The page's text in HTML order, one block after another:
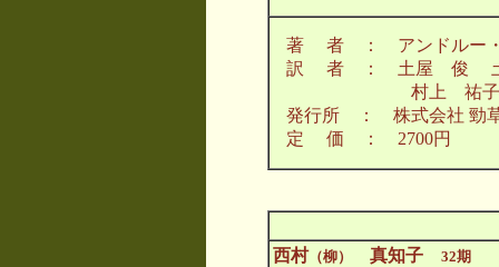
著 者 ： アンドルー・
訳 者 ： 土屋 俊 土
村上 祐子 （
発行所 ： 株式会社 勁
定 価 ： 2700円
西村（柳） 真知子 32期